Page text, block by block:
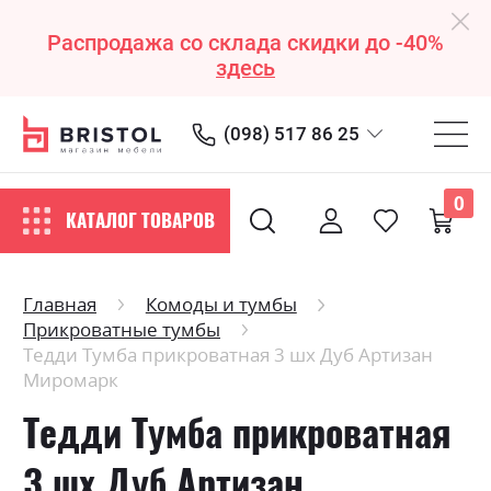
Распродажа со склада скидки до -40%
здесь
(098) 517 86 25
КАТАЛОГ ТОВАРОВ
0
Главная
Комоды и тумбы
Прикроватные тумбы
Тедди Тумба прикроватная 3 шх Дуб Артизан
Миромарк
Тедди Тумба прикроватная